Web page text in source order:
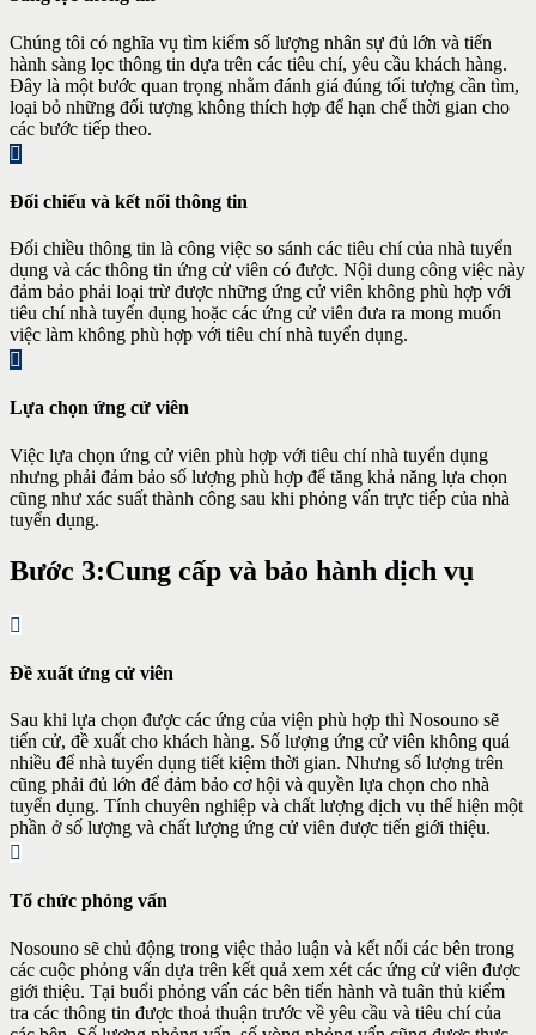
Chúng tôi có nghĩa vụ tìm kiếm số lượng nhân sự đủ lớn và tiến
hành sàng lọc thông tin dựa trên các tiêu chí, yêu cầu khách hàng.
Đây là một bước quan trọng nhằm đánh giá đúng tối tượng cần tìm,
loại bỏ những đối tượng không thích hợp để hạn chế thời gian cho
các bước tiếp theo.
Đối chiếu và kết nối thông tin
Đối chiều thông tin là công việc so sánh các tiêu chí của nhà tuyển
dụng và các thông tin ứng cử viên có được. Nội dung công việc này
đảm bảo phải loại trừ được những ứng cử viên không phù hợp với
tiêu chí nhà tuyển dụng hoặc các ứng cử viên đưa ra mong muốn
việc làm không phù hợp với tiêu chí nhà tuyển dụng.
Lựa chọn ứng cử viên
Việc lựa chọn ứng cử viên phù hợp với tiêu chí nhà tuyển dụng
nhưng phải đảm bảo số lượng phù hợp để tăng khả năng lựa chọn
cũng như xác suất thành công sau khi phỏng vấn trực tiếp của nhà
tuyển dụng.
Bước 3:Cung cấp và bảo hành dịch vụ
Đề xuất ứng cử viên
Sau khi lựa chọn được các ứng của viện phù hợp thì Nosouno sẽ
tiến cử, đề xuất cho khách hàng. Số lượng ứng cử viên không quá
nhiều để nhà tuyển dụng tiết kiệm thời gian. Nhưng số lượng trên
cũng phải đủ lớn để đảm bảo cơ hội và quyền lựa chọn cho nhà
tuyển dụng. Tính chuyên nghiệp và chất lượng dịch vụ thể hiện một
phần ở số lượng và chất lượng ứng cử viên được tiến giới thiệu.
Tổ chức phỏng vấn
Nosouno sẽ chủ động trong việc thảo luận và kết nối các bên trong
các cuộc phỏng vấn dựa trên kết quả xem xét các ứng cử viên được
giới thiệu. Tại buổi phỏng vấn các bên tiến hành và tuân thủ kiểm
tra các thông tin được thoả thuận trước về yêu cầu và tiêu chí của